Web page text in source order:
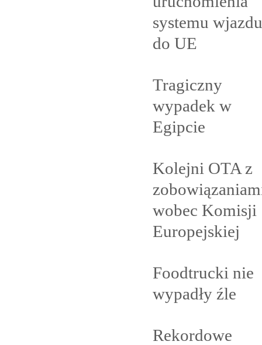
systemu wjazdu
do UE
Tragiczny
wypadek w
Egipcie
Kolejni OTA z
wobec Komisji
Europejskiej
Foodtrucki nie
wypadły źle
Rekordowe